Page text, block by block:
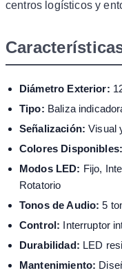
centros logísticos y
Diámetro Exterior:
Tipo: Baliza
Señalización: Visual
Colores Disponibles:
Modos LED: Fijo,
Rotatorio
Tonos de Audio: 5
Control: Interruptor
Durabilidad: LED
Mantenimiento: